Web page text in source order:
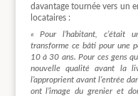
davantage tournée vers un
locataires :
« Pour l’habitant, c’était
transforme ce bâti pour une
10 à 30 ans. Pour ces gens
nouvelle qualité avant la
l’approprient avant l’entrée
ont l’image du grenier et